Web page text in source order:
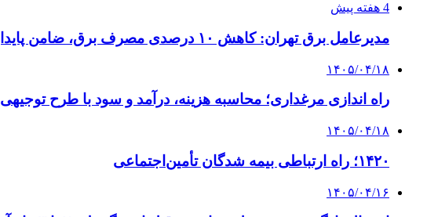
4 هفته پیش
مدیرعامل برق تهران: کاهش ۱۰ درصدی مصرف برق، ضامن پایداری شبکه است
۱۴۰۵/۰۴/۱۸
راه اندازی مرغداری؛ محاسبه هزینه، درآمد و سود با طرح توجیهی
۱۴۰۵/۰۴/۱۸
۱۴۲۰؛ راه ارتباطی بیمه شدگان تأمین‌اجتماعی
۱۴۰۵/۰۴/۱۶